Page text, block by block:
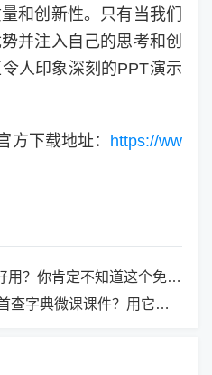
和创新性。只有当我们
并注入自己的思考和创
人印象深刻的PPT演示
方下载地址： https://ww
肯定不知道这个免费文章生成器！
课课件？用它就能将事半功倍！